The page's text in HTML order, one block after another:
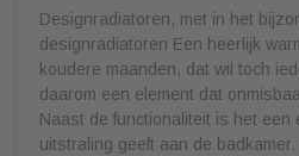
Designradiatoren, met in het
designradiatoren Een heerlijk
koudere maanden, dat wil toch
daarom een element dat
Naast de functionaliteit is het een
uitstraling geeft aan de